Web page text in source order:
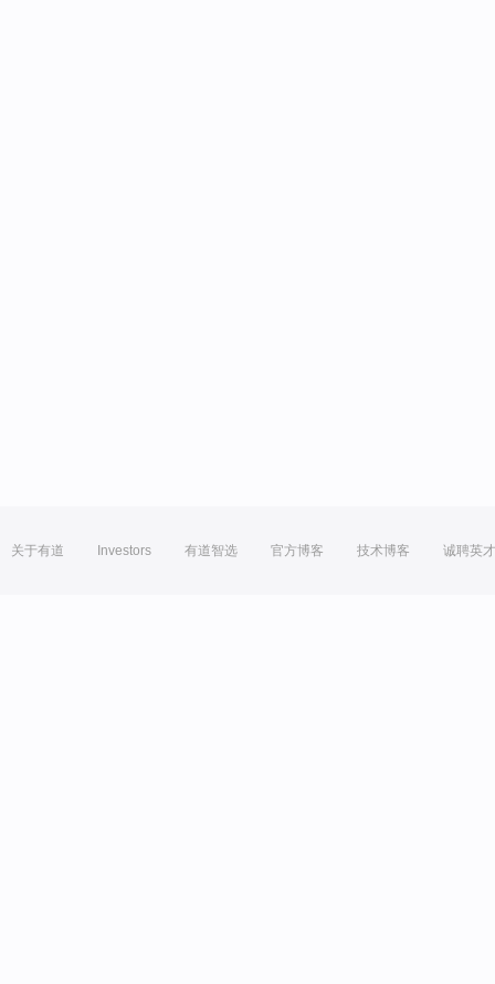
关于有道 Investors 有道智选 官方博客 技术博客 诚聘英才